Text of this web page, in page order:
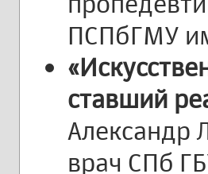
ПСПбГМУ
ставший
Александр
врач СПб